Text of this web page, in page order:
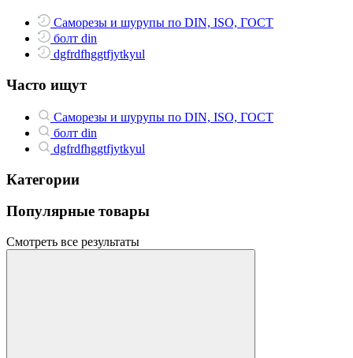
Саморезы и шурупы по DIN, ISO, ГОСТ
болт din
dgfrdfhggtfjytkyul
Часто ищут
Саморезы и шурупы по DIN, ISO, ГОСТ
болт din
dgfrdfhggtfjytkyul
Категории
Популярные товары
Смотреть все результаты